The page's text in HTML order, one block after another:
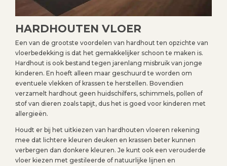
HARDHOUTEN VLOER
Een van de grootste voordelen van hardhout ten opzichte van
vloerbedekking is dat het gemakkelijker schoon te maken is.
Hardhout is ook bestand tegen jarenlang misbruik van jonge
kinderen. En hoeft alleen maar geschuurd te worden om
eventuele vlekken of krassen te herstellen. Bovendien
verzamelt hardhout geen huidschilfers, schimmels, pollen of
stof van dieren zoals tapijt, dus het is goed voor kinderen met
allergieën.
Houdt er bij het uitkiezen van hardhouten vloeren rekening
mee dat lichtere kleuren deuken en krassen beter kunnen
verbergen dan donkere kleuren. Je kunt ook een verouderde
vloer kiezen met gestileerde of natuurlijke lijnen en